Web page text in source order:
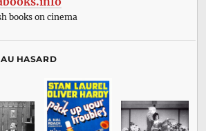
books on cinema
HASARD